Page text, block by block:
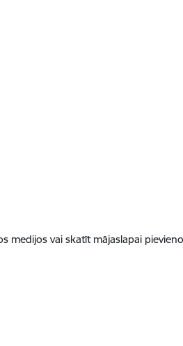
medijos vai skatīt mājaslapai